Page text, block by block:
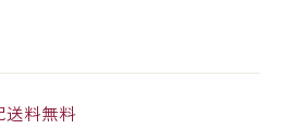
送料無料